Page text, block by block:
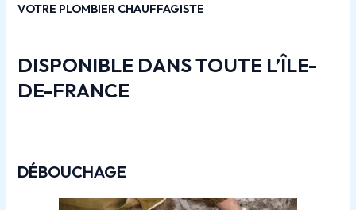
VOTRE PLOMBIER CHAUFFAGISTE
DISPONIBLE DANS TOUTE L’ÎLE-
DE-FRANCE
DÉBOUCHAGE